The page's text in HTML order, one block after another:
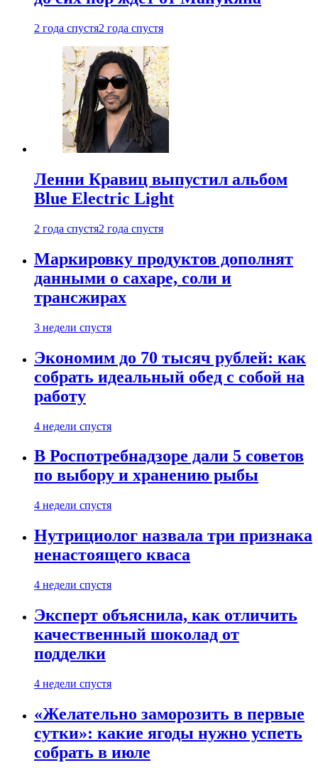
2 года спустя2 года спустя
Ленни Кравиц выпустил альбом
Blue Electric Light
2 года спустя2 года спустя
Маркировку продуктов дополнят
данными о сахаре, соли и
трансжирах
3 недели спустя
Экономим до 70 тысяч рублей: как
собрать идеальный обед с собой на
работу
4 недели спустя
В Роспотребнадзоре дали 5 советов
по выбору и хранению рыбы
4 недели спустя
Нутрициолог назвала три признака
ненастоящего кваса
4 недели спустя
Эксперт объяснила, как отличить
качественный шоколад от
подделки
4 недели спустя
«Желательно заморозить в первые
сутки»: какие ягоды нужно успеть
собрать в июле